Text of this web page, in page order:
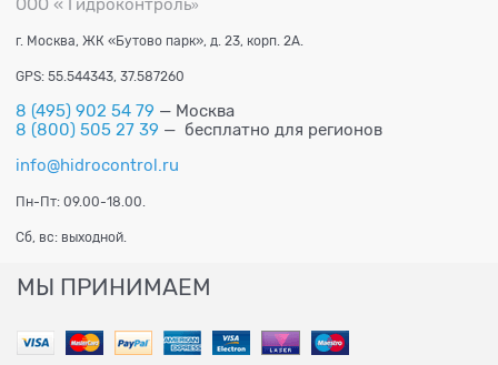
ООО « Гидроконтроль»
г. Москва, ЖК «Бутово парк», д. 23, корп. 2А.
GPS: 55.544343, 37.587260
8 (495) 902 54 79 — Москва
8 (800) 505 27 39 — бесплатно для регионов
info@hidrocontrol.ru
Пн-Пт: 09.00-18.00.
Сб, вс: выходной.
МЫ ПРИНИМАЕМ